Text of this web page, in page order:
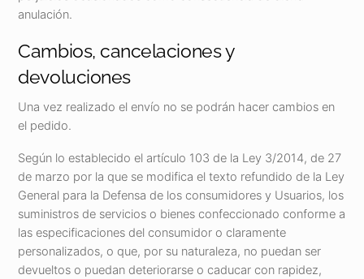
anulación.
Cambios, cancelaciones y
devoluciones
Una vez realizado el envío no se podrán hacer cambios en
el pedido.
Según lo establecido el artículo 103 de la Ley 3/2014, de 27
de marzo por la que se modifica el texto refundido de la Ley
General para la Defensa de los consumidores y Usuarios, los
suministros de servicios o bienes confeccionado conforme a
las especificaciones del consumidor o claramente
personalizados, o que, por su naturaleza, no puedan ser
devueltos o puedan deteriorarse o caducar con rapidez,